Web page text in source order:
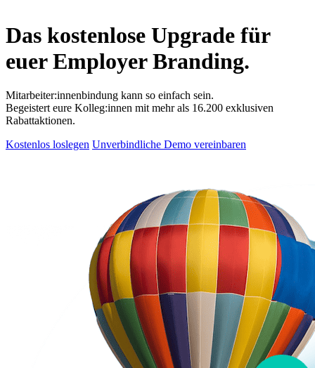
Das kostenlose Upgrade für
euer Employer Branding.
Mitarbeiter:innenbindung kann so einfach sein.
Begeistert eure Kolleg:innen mit mehr als 16.200 exklusiven
Rabattaktionen.
Kostenlos loslegen Unverbindliche Demo vereinbaren